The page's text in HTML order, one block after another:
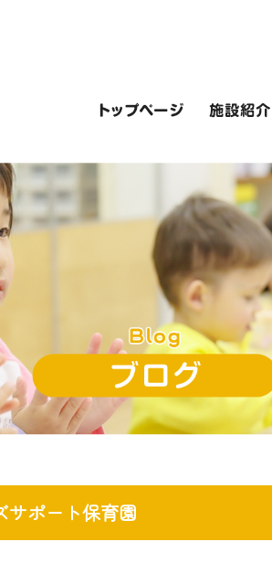
ポート保育園